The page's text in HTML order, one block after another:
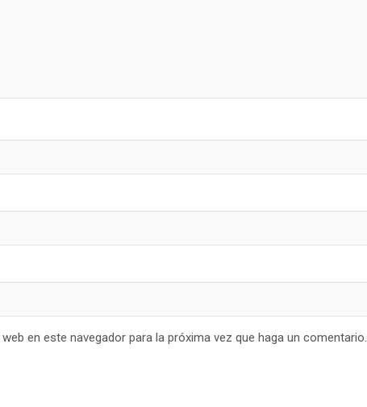
en este navegador para la próxima vez que haga un comentario.